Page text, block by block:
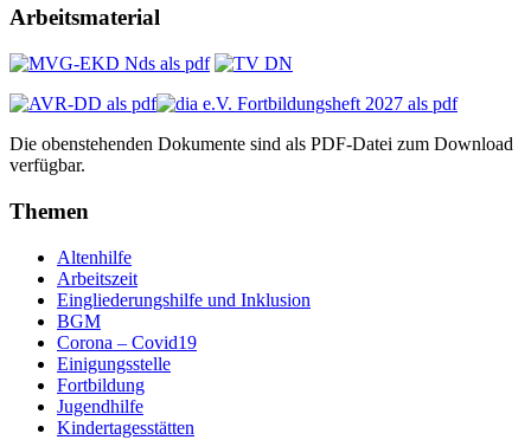
Arbeitsmaterial
Die obenstehenden Dokumente sind als PDF-Datei zum Download
verfügbar.
Themen
Altenhilfe
Arbeitszeit
Eingliederungshilfe und Inklusion
BGM
Corona – Covid19
Einigungsstelle
Fortbildung
Jugendhilfe
Kindertagesstätten